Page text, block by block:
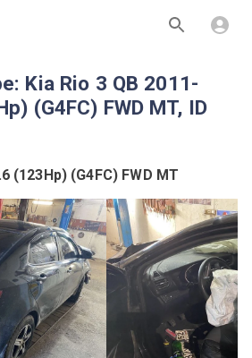
Kia Rio 3 QB 2011-
(G4FC) FWD MT, ID
(123Hp) (G4FC) FWD MT